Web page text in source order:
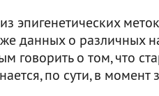
эпигенетических
данных о различных
говорить о том, что
по сути, в момент